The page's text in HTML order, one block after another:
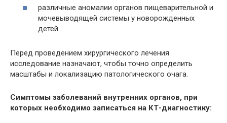
различные аномалии органов пищеварительной и
мочевыводящей системы у новорожденных
детей.
Перед проведением хирургического лечения
исследование назначают, чтобы точно определить
масштабы и локализацию патологического очага.
Симптомы заболеваний внутренних органов, при
которых необходимо записаться на КТ-диагностику: